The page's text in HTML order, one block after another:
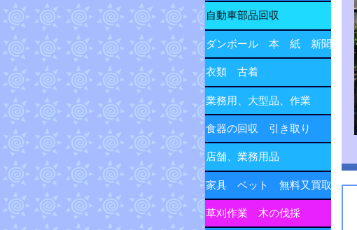
自動車部品回収
ダンボール 本 紙 新聞
衣類 古着
業務用、大型品、作業
食器の回収 引き取り
店舗、業務用品
家具 ベット 無料又買取
草刈作業 木の伐採